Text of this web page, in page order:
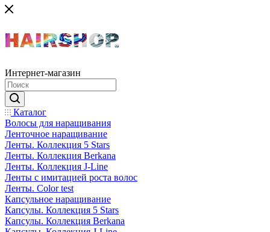
Интернет-магазин
Каталог
Волосы для наращивания
Ленточное наращивание
Ленты. Коллекция 5 Stars
Ленты. Коллекция Berkana
Ленты. Коллекция J-Line
Ленты с имитацией роста волос
Ленты. Color test
Капсульное наращивание
Капсулы. Коллекция 5 Stars
Капсулы. Коллекция Berkana